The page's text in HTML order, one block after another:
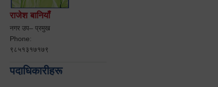
राजेश बानियाँ
नगर उप– प्रमुख
Phone:
९८५१३१७१७९
पदाधिकारीहरू